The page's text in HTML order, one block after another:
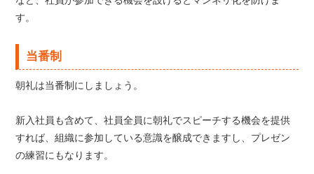
す。
当番制
朝礼は当番制にしましょう。
新入社員も含めて、社員全員に朝礼でスピーチする機会を提供
すれば、組織に参加している意識を醸成できますし、プレゼン
の練習にもなります。